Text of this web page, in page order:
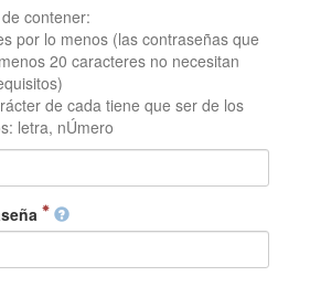
contener:
por lo menos (las contraseñas que
20 caracteres no necesitan
de cada tiene que ser de los
letra, nÚmero